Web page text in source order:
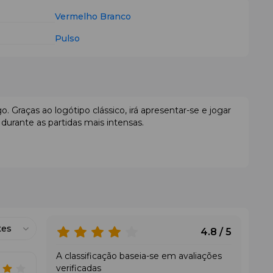
Vermelho Branco
Pulso
Graças ao logótipo clássico, irá apresentar-se e jogar
as partidas mais intensas.
oferece uma maior área de absorção e a
design discreto, o que a destaca face aos
4.8 / 5
A classificação baseia-se em avaliações
verificadas